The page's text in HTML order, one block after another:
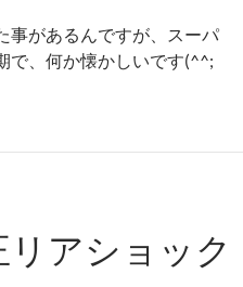
事があるんですが、スーパ
で、何か懐かしいです(^^;
リアショック